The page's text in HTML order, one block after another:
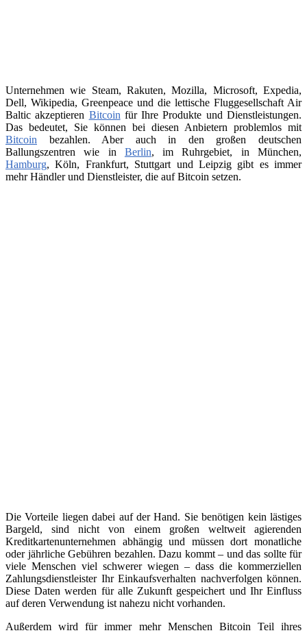
Unternehmen wie Steam, Rakuten, Mozilla, Microsoft, Expedia,
Dell, Wikipedia, Greenpeace und die lettische Fluggesellschaft Air
Baltic akzeptieren Bitcoin für Ihre Produkte und Dienstleistungen.
Das bedeutet, Sie können bei diesen Anbietern problemlos mit
Bitcoin bezahlen. Aber auch in den großen deutschen
Ballungszentren wie in Berlin, im Ruhrgebiet, in München,
Hamburg, Köln, Frankfurt, Stuttgart und Leipzig gibt es immer
mehr Händler und Dienstleister, die auf Bitcoin setzen.
Die Vorteile liegen dabei auf der Hand. Sie benötigen kein lästiges
Bargeld, sind nicht von einem großen weltweit agierenden
Kreditkartenunternehmen abhängig und müssen dort monatliche
oder jährliche Gebühren bezahlen. Dazu kommt – und das sollte für
viele Menschen viel schwerer wiegen – dass die kommerziellen
Zahlungsdienstleister Ihr Einkaufsverhalten nachverfolgen können.
Diese Daten werden für alle Zukunft gespeichert und Ihr Einfluss
auf deren Verwendung ist nahezu nicht vorhanden.
Außerdem wird für immer mehr Menschen Bitcoin Teil ihres